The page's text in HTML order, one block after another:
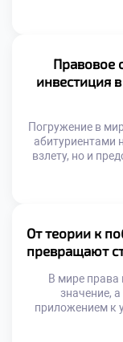
перестали
частными
Именно
Правовое
инвестиция
Погружение в
абитуриентами
взлету, но и
постигающие
отстаивать
осознанное
тем самым
От теории к
превращают
В мире права
значение,
приложением к
реальную